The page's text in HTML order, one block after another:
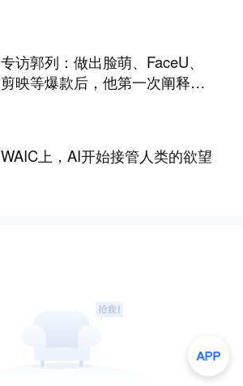
专访郭列：做出脸萌、FaceU、
剪映等爆款后，他第一次阐释如
WAIC上，AI开始接管人类的欲望